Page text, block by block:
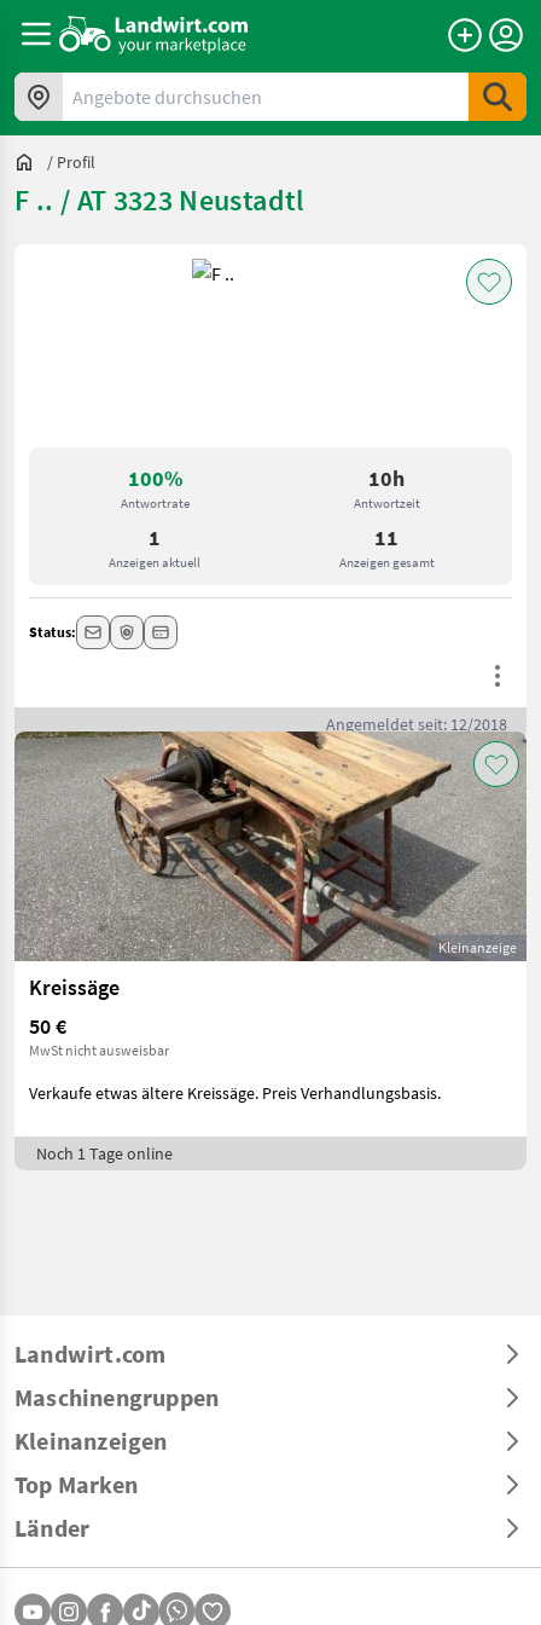
Angebote durchsuchen
/ Profil
F .. / AT 3323 Neustadtl
100%
Antwortrate
10h
Antwortzeit
1
Anzeigen aktuell
11
Anzeigen gesamt
Status:
Angemeldet seit: 12/2018
Kleinanzeige
Kreissäge
50 €
MwSt nicht ausweisbar
Verkaufe etwas ältere Kreissäge. Preis Verhandlungsbasis.
Noch 1 Tage online
Landwirt.com
Maschinengruppen
Kleinanzeigen
Top Marken
Länder